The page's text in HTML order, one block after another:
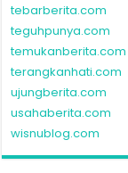
tebarberita.com
teguhpunya.com
temukanberita.com
terangkanhati.com
ujungberita.com
usahaberita.com
wisnublog.com